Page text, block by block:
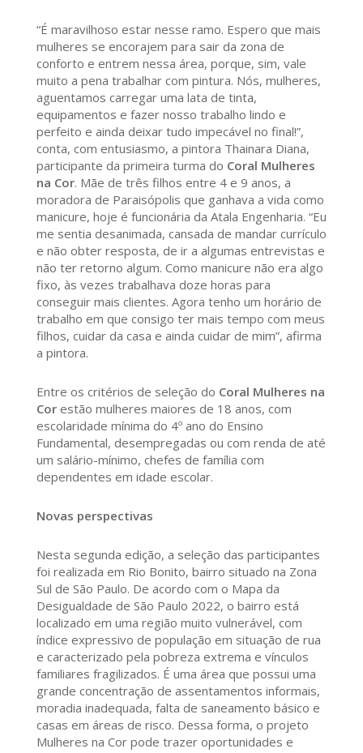
“É maravilhoso estar nesse ramo. Espero que mais
mulheres se encorajem para sair da zona de
conforto e entrem nessa área, porque, sim, vale
muito a pena trabalhar com pintura. Nós, mulheres,
aguentamos carregar uma lata de tinta,
equipamentos e fazer nosso trabalho lindo e
perfeito e ainda deixar tudo impecável no final!”,
conta, com entusiasmo, a pintora Thainara Diana,
participante da primeira turma do Coral Mulheres
na Cor. Mãe de três filhos entre 4 e 9 anos, a
moradora de Paraisópolis que ganhava a vida como
manicure, hoje é funcionária da Atala Engenharia. “Eu
me sentia desanimada, cansada de mandar currículo
e não obter resposta, de ir a algumas entrevistas e
não ter retorno algum. Como manicure não era algo
fixo, às vezes trabalhava doze horas para
conseguir mais clientes. Agora tenho um horário de
trabalho em que consigo ter mais tempo com meus
filhos, cuidar da casa e ainda cuidar de mim”, afirma
a pintora.
Entre os critérios de seleção do Coral Mulheres na
Corestão mulheres maiores de 18 anos, com
escolaridade mínima do 4º ano do Ensino
Fundamental, desempregadas ou com renda de até
um salário-mínimo, chefes de família com
dependentes em idade escolar.
Novas perspectivas
Nesta segunda edição, a seleção das participantes
foi realizada em Rio Bonito, bairro situado na Zona
Sul de São Paulo. De acordo com o Mapa da
Desigualdade de São Paulo 2022, o bairro está
localizado em uma região muito vulnerável, com
índice expressivo de população em situação de rua
e caracterizado pela pobreza extrema e vínculos
familiares fragilizados. É uma área que possui uma
grande concentração de assentamentos informais,
moradia inadequada, falta de saneamento básico e
casas em áreas de risco. Dessa forma, o projeto
Mulheres na Cor pode trazer oportunidades e